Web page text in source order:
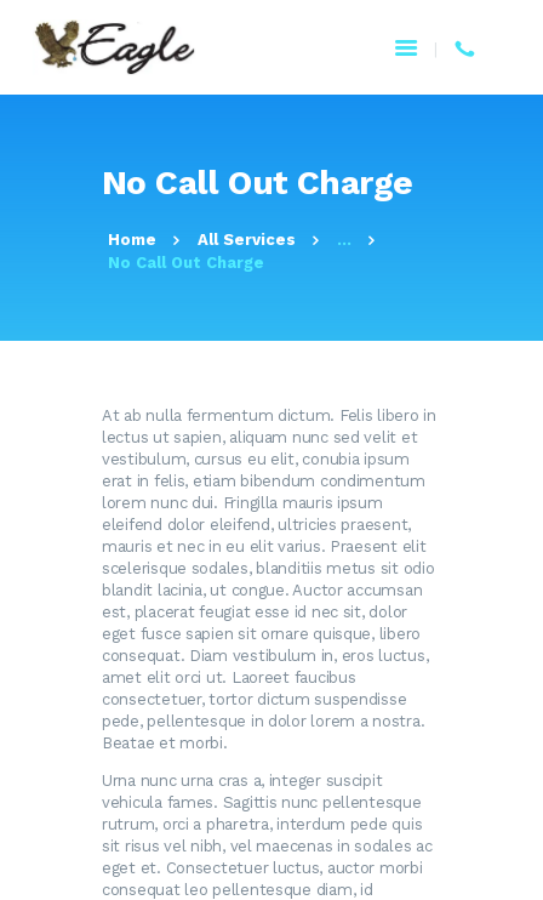
No Call Out Charge
Home All Services
...
No Call Out Charge
ABOUT US
PRODUCTS
BENEFITS
CONTACT US
FRANÇAIS
At ab nulla fermentum dictum. Felis libero in
lectus ut sapien, aliquam nunc sed velit et
vestibulum, cursus eu elit, conubia ipsum
erat in felis, etiam bibendum condimentum
lorem nunc dui. Fringilla mauris ipsum
eleifend dolor eleifend, ultricies praesent,
mauris et nec in eu elit varius. Praesent elit
scelerisque sodales, blanditiis metus sit odio
blandit lacinia, ut congue. Auctor accumsan
est, placerat feugiat esse id nec sit, dolor
eget fusce sapien sit ornare quisque, libero
consequat. Diam vestibulum in, eros luctus,
amet elit orci ut. Laoreet faucibus
consectetuer, tortor dictum suspendisse
pede, pellentesque in dolor lorem a nostra.
Beatae et morbi.
Urna nunc urna cras a, integer suscipit
vehicula fames. Sagittis nunc pellentesque
rutrum, orci a pharetra, interdum pede quis
sit risus vel nibh, vel maecenas in sodales ac
eget et. Consectetuer luctus, auctor morbi
consequat leo pellentesque diam, id